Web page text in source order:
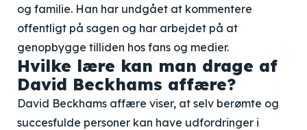
og familie. Han har undgået at kommentere
offentligt på sagen og har arbejdet på at
genopbygge tilliden hos fans og medier.
Hvilke lære kan man drage af
David Beckhams affære?
David Beckhams affære viser, at selv berømte og
succesfulde personer kan have udfordringer i